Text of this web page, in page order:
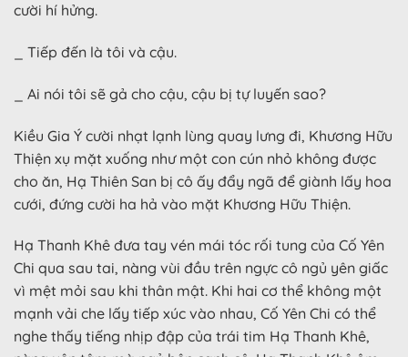
cười hí hửng.
_ Tiếp đến là tôi và cậu.
_ Ai nói tôi sẽ gả cho cậu, cậu bị tự luyến sao?
Kiều Gia Ý cười nhạt lạnh lùng quay lưng đi, Khương Hữu
Thiện xụ mặt xuống như một con cún nhỏ không được
cho ăn, Hạ Thiên San bị cô ấy đẩy ngã để giành lấy hoa
cưới, đứng cười ha hả vào mặt Khương Hữu Thiện.
Hạ Thanh Khê đưa tay vén mái tóc rối tung của Cố Yên
Chi qua sau tai, nàng vùi đầu trên ngực cô ngủ yên giấc
vì mệt mỏi sau khi thân mật. Khi hai cơ thể không một
mạnh vải che lấy tiếp xúc vào nhau, Cố Yên Chi có thể
nghe thấy tiếng nhịp đập của trái tim Hạ Thanh Khê,